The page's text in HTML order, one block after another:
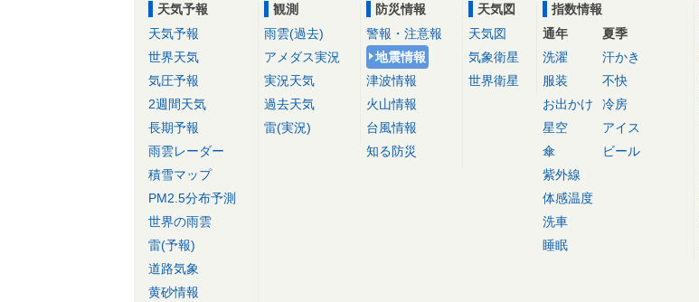
天気予報
天気予報
世界天気
気圧予報
2週間天気
長期予報
雨雲レーダー
積雪マップ
PM2.5分布予測
世界の雨雲
雷(予報)
道路気象
黄砂情報
観測
雨雲(過去)
アメダス実況
実況天気
過去天気
雷(実況)
防災情報
警報・注意報
地震情報
津波情報
火山情報
台風情報
知る防災
天気図
天気図
気象衛星
世界衛星
指数情報
通年
洗濯
服装
お出かけ
星空
傘
紫外線
体感温度
洗車
睡眠
夏季
汗かき
不快
冷房
アイス
ビール